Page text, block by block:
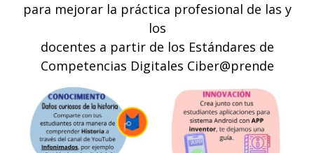
para mejorar la práctica profesional de las y
los
docentes a partir de los Estándares de
Competencias Digitales Ciber@prende